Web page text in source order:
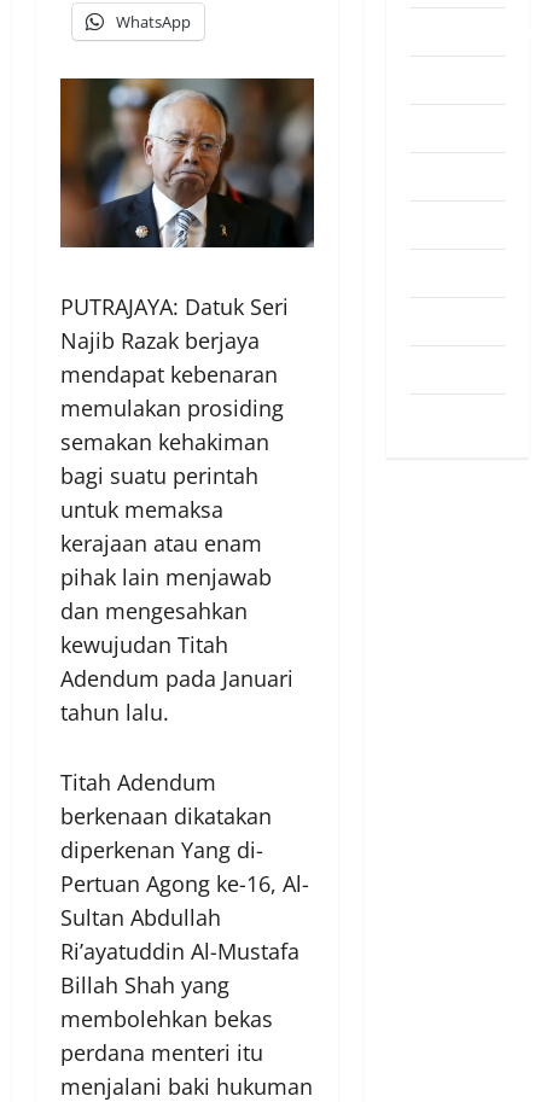
WhatsApp
PUTRAJAYA: Datuk Seri
Najib Razak berjaya
mendapat kebenaran
memulakan prosiding
semakan kehakiman
bagi suatu perintah
untuk memaksa
kerajaan atau enam
pihak lain menjawab
dan mengesahkan
kewujudan Titah
Adendum pada Januari
tahun lalu.
Titah Adendum
berkenaan dikatakan
diperkenan Yang di-
Pertuan Agong ke-16, Al-
Sultan Abdullah
Ri’ayatuddin Al-Mustafa
Billah Shah yang
membolehkan bekas
perdana menteri itu
menjalani baki hukuman